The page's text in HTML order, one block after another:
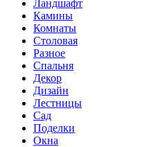
Ландшафт
Камины
Комнаты
Столовая
Разное
Спальня
Декор
Дизайн
Лестницы
Сад
Поделки
Окна